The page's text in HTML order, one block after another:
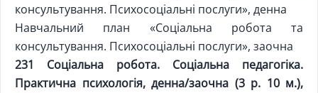
консультування. Психосоціальні послуги», денна
Навчальний план «Соціальна робота та
консультування. Психосоціальні послуги», заочна
231 Соціальна робота. Соціальна педагогіка.
Практична психологія, денна/заочна (3 р. 10 м.),